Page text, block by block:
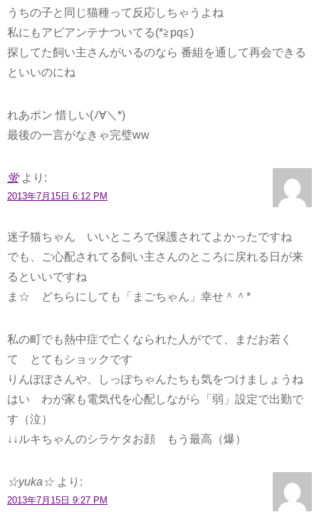
うちの子と同じ猫種って反応しちゃうよね
私にもアビアンテナついてる(*≧pq≦)
探してた飼い主さんがいるのなら 番組を通して再会できる
といいのにね
れあポン 惜しい(ﾉ∀＼*)
最後の一言がなきゃ完璧ww
蛍 より:
2013年7月15日 6:12 PM
迷子猫ちゃん いいところで保護されてよかったですね
でも、ご心配されてる飼い主さんのところに戻れる日が来
るといいですね
ま☆ どちらにしても「まごちゃん」幸せ＾＾*
私の町でも熱中症で亡くなられた人がでて、まだお若く
て とてもショックです
りんぽぽさんや、しっぽちゃんたちも気をつけましょうね
はい わが家も電気代を心配しながら「弱」設定で出勤で
す（泣）
↓↓ルキちゃんのシラケタお顔 もう最高（爆）
☆yuka☆ より:
2013年7月15日 9:27 PM